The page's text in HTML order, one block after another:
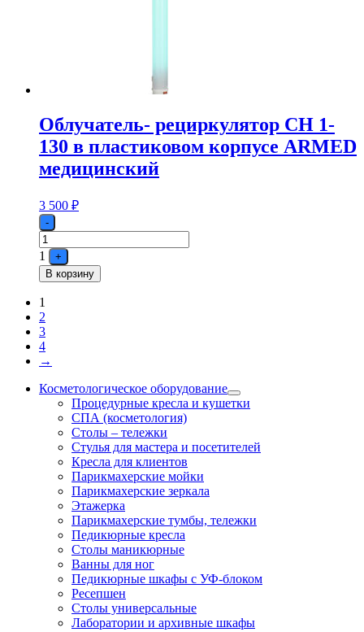
Облучатель- рециркулятор СН 1-
130 в пластиковом корпусе ARMED
медицинский
3 500 ₽
Quantity
-
1
+
В корзину
1
2
3
4
→
Косметологическое оборудование
Процедурные кресла и кушетки
СПА (косметология)
Столы – тележки
Стулья для мастера и посетителей
Кресла для клиентов
Парикмахерские мойки
Парикмахерские зеркала
Этажерка
Парикмахерские тумбы, тележки
Педикюрные кресла
Столы маникюрные
Ванны для ног
Педикюрные шкафы с УФ-блоком
Ресепшен
Столы универсальные
Лаборатории и архивные шкафы